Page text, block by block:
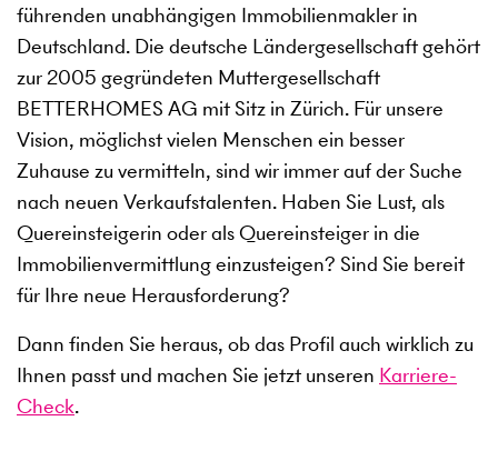
führenden unabhängigen Immobilienmakler in
Deutschland. Die deutsche Ländergesellschaft gehört
zur 2005 gegründeten Muttergesellschaft
BETTERHOMES AG mit Sitz in Zürich. Für unsere
Vision, möglichst vielen Menschen ein besser
Zuhause zu vermitteln, sind wir immer auf der Suche
nach neuen Verkaufstalenten. Haben Sie Lust, als
Quereinsteigerin oder als Quereinsteiger in die
Immobilienvermittlung einzusteigen? Sind Sie bereit
für Ihre neue Herausforderung?
Dann finden Sie heraus, ob das Profil auch wirklich zu
Ihnen passt und machen Sie jetzt unseren Karriere-
Check.